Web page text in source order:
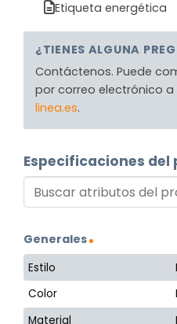
Etiqueta energética
¿TIENES ALGUNA
Contáctenos. Puede
por correo electrónico a
linea.es.
Especificaciones del
Generales
Estilo
Color
Material